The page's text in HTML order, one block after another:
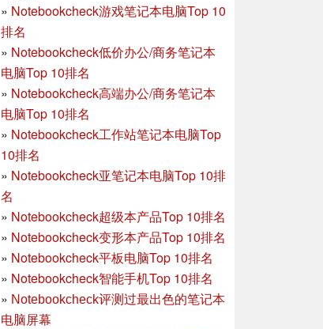
» Notebookcheck游戏笔记本电脑Top 10
排名
» Notebookcheck低价办公/商务笔记本
电脑Top 10排名
» Notebookcheck高端办公/商务笔记本
电脑Top 10排名
» Notebookcheck工作站笔记本电脑Top
10排名
» Notebookcheck亚笔记本电脑Top 10排
名
» Notebookcheck超级本产品Top 10排名
» Notebookcheck变形本产品Top 10排名
» Notebookcheck平板电脑Top 10排名
» Notebookcheck智能手机Top 10排名
» Notebookcheck评测过最出色的笔记本
电脑屏幕